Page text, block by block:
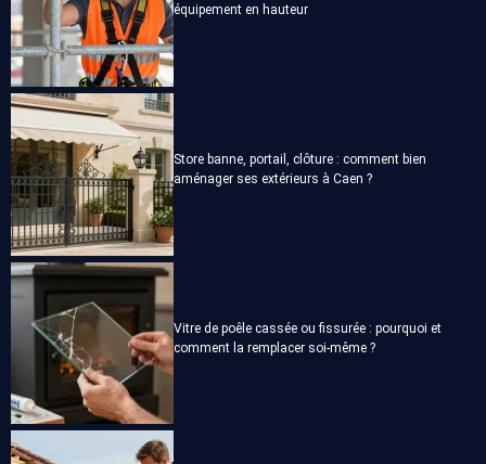
équipement en hauteur
Store banne, portail, clôture : comment bien
aménager ses extérieurs à Caen ?
Vitre de poêle cassée ou fissurée : pourquoi et
comment la remplacer soi-même ?